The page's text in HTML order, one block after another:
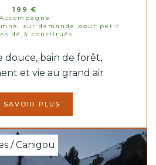
199 €
Accompagné
sur demande pour petit
déjà constitués
douce, bain de forêt,
et vie au grand air
SAVOIR PLUS
/ Canigou